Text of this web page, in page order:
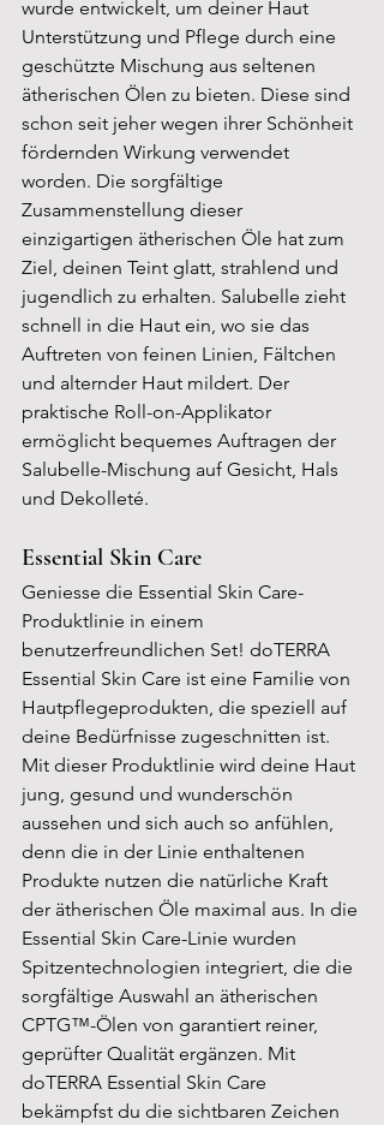
wurde entwickelt, um deiner Haut
Unterstützung und Pflege durch eine
geschützte Mischung aus seltenen
ätherischen Ölen zu bieten. Diese sind
schon seit jeher wegen ihrer Schönheit
fördernden Wirkung verwendet
worden. Die sorgfältige
Zusammenstellung dieser
einzigartigen ätherischen Öle hat zum
Ziel, deinen Teint glatt, strahlend und
jugendlich zu erhalten. Salubelle zieht
schnell in die Haut ein, wo sie das
Auftreten von feinen Linien, Fältchen
und alternder Haut mildert. Der
praktische Roll-on-Applikator
ermöglicht bequemes Auftragen der
Salubelle-Mischung auf Gesicht, Hals
und Dekolleté.
Essential Skin Care
Geniesse die Essential Skin Care-
Produktlinie in einem
benutzerfreundlichen Set! doTERRA
Essential Skin Care ist eine Familie von
Hautpflegeprodukten, die speziell auf
deine Bedürfnisse zugeschnitten ist.
Mit dieser Produktlinie wird deine Haut
jung, gesund und wunderschön
aussehen und sich auch so anfühlen,
denn die in der Linie enthaltenen
Produkte nutzen die natürliche Kraft
der ätherischen Öle maximal aus. In die
Essential Skin Care-Linie wurden
Spitzentechnologien integriert, die die
sorgfältige Auswahl an ätherischen
CPTG™-Ölen von garantiert reiner,
geprüfter Qualität ergänzen. Mit
doTERRA Essential Skin Care
bekämpfst du die sichtbaren Zeichen